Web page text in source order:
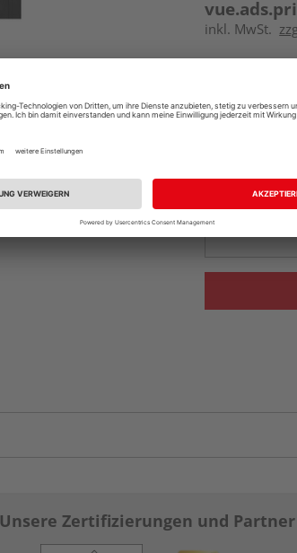
inkl. MwSt.
Auf
Auf
Unsere Zertifizierungen und Partner